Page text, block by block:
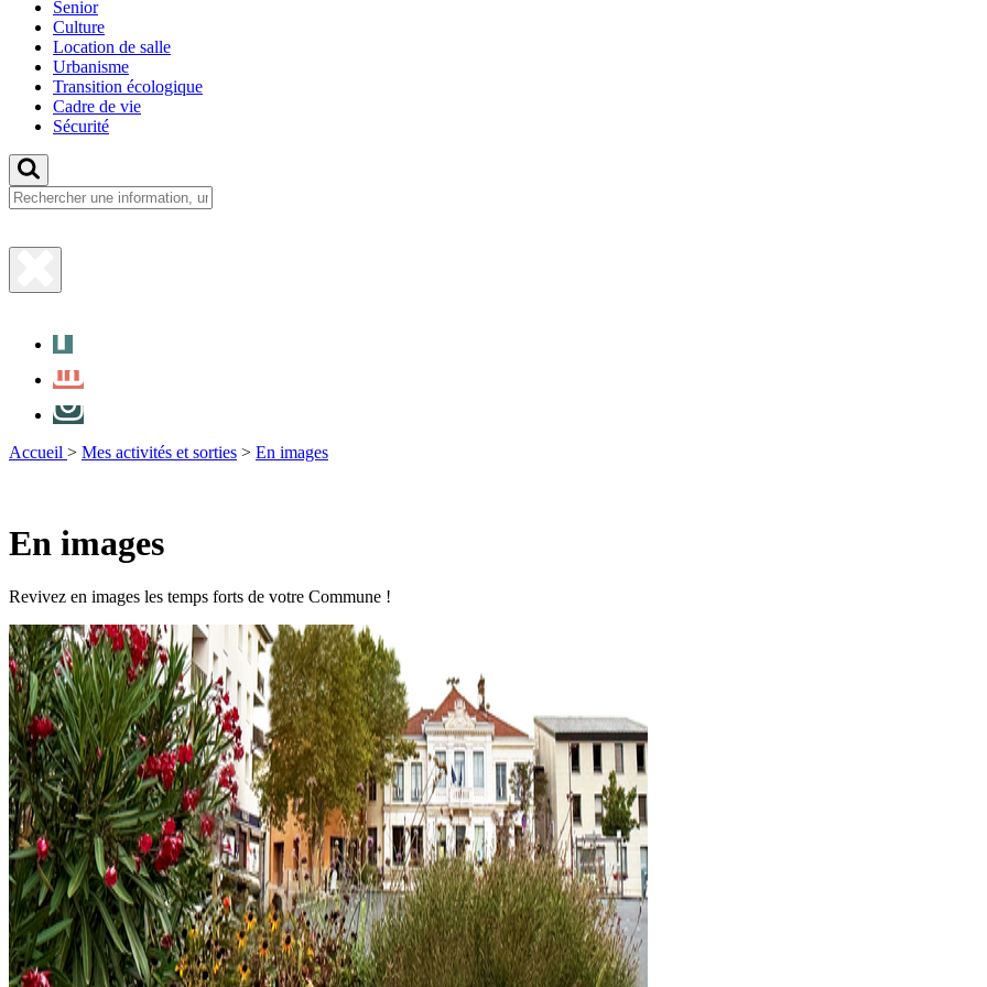
Senior
Culture
Location de salle
Urbanisme
Transition écologique
Cadre de vie
Sécurité
Fermer
Accueil > Mes activités et sorties > En images
En images
Revivez en images les temps forts de votre Commune !